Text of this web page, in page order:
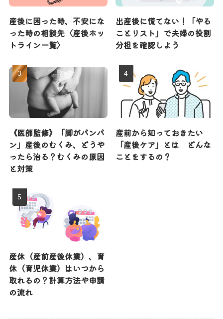
産後に困った時、不安にな
った時の相談先〈産後ホッ
トライン一覧〉
出産後に慌てない！「やる
ことリスト」で夫婦の役割
分担を確認しよう
《医師監修》「脚がパンパ
ン」産後のむくみ、どうや
ったら治る？むくみの原因
と対策
産前から知っておきたい
「産後ケア」とは どんな
ことをするの？
産休（産前産後休業）、育
休（育児休業）はいつから
取れるの？計算方法や申請
の流れ